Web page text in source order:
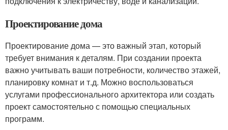
Проектирование дома
Проектирование дома — это важный этап, который
требует внимания к деталям. При создании проекта
важно учитывать ваши потребности, количество этажей,
планировку комнат и т.д. Можно воспользоваться
услугами профессионального архитектора или создать
проект самостоятельно с помощью специальных
программ.